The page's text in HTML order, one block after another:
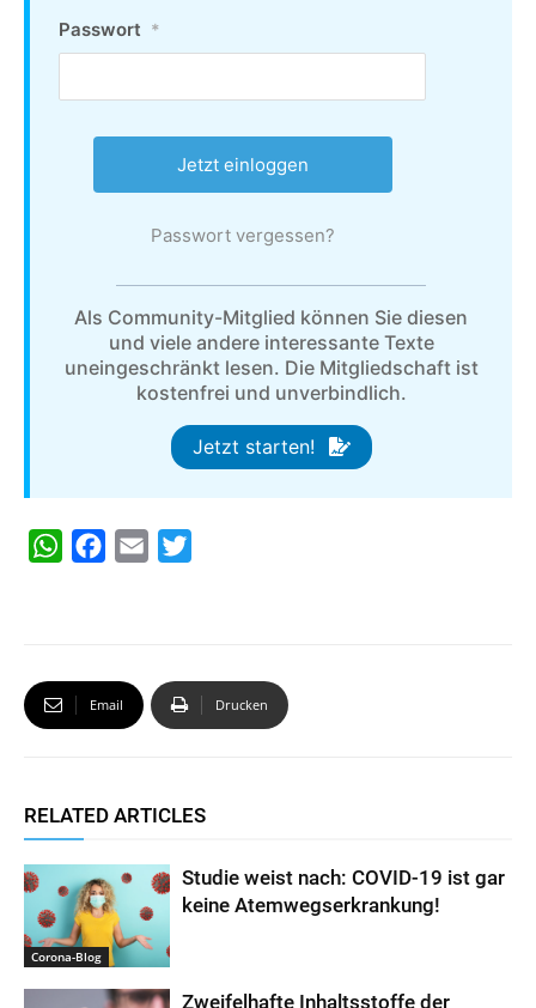
Passwort *
Passwort vergessen?
Als Community-Mitglied können Sie diesen
und viele andere interessante Texte
uneingeschränkt lesen. Die Mitgliedschaft ist
kostenfrei und unverbindlich.
Jetzt starten!
W
s
b
o
t
e
Email Drucken
RELATED ARTICLES
Corona-Blog
Studie weist nach: COVID-19 ist gar
keine Atemwegserkrankung!
Zweifelhafte Inhaltsstoffe der